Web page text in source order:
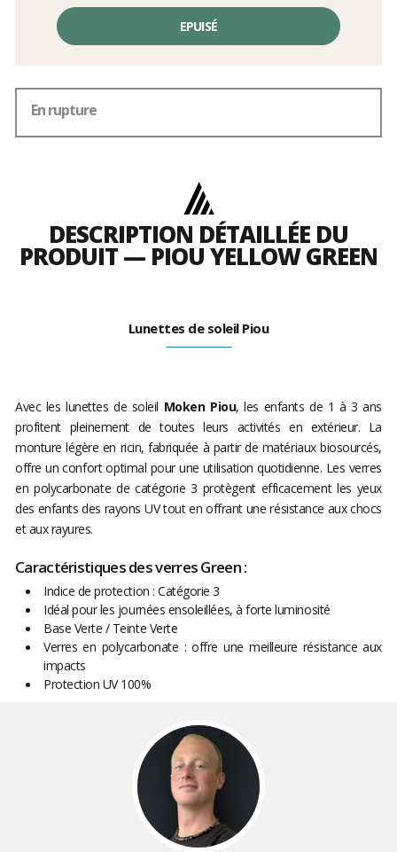
unitaire,
EPUISÉ
En rupture
DESCRIPTION DÉTAILLÉE DU
PRODUIT — PIOU YELLOW GREEN
Lunettes de soleil Piou
Avec les lunettes de soleil Moken Piou, les enfants de 1 à 3 ans
profitent pleinement de toutes leurs activités en extérieur. La
monture légère en ricin, fabriquée à partir de matériaux biosourcés,
offre un confort optimal pour une utilisation quotidienne. Les verres
en polycarbonate de catégorie 3 protègent efficacement les yeux
des enfants des rayons UV tout en offrant une résistance aux chocs
et aux rayures.
Caractéristiques des verres Green :
Indice de protection : Catégorie 3
Idéal pour les journées ensoleillées, à forte luminosité
Base Verte / Teinte Verte
Verres en polycarbonate : offre une meilleure résistance aux
impacts
Protection UV 100%